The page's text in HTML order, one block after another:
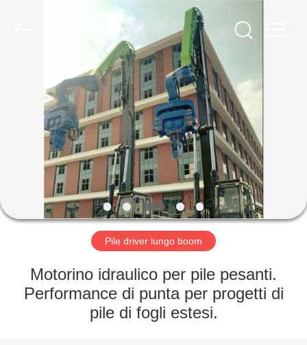
PRODOTTI
MANIFESTAZIONE
VR
NOI
Pile driver lungo boom
Motorino idraulico per pile pesanti.
Performance di punta per progetti di
pile di fogli estesi.